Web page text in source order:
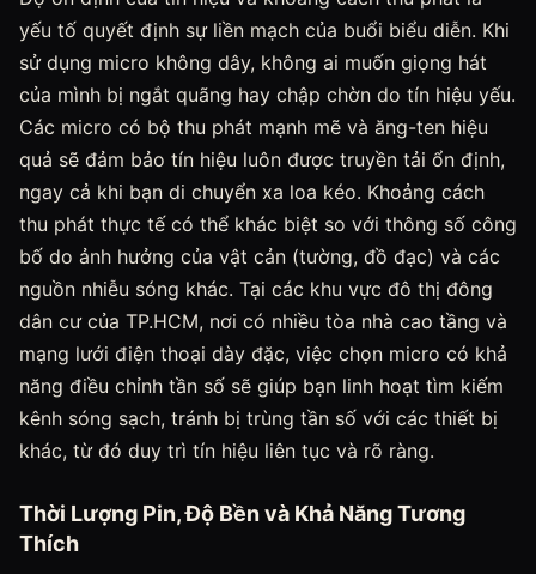
yếu tố quyết định sự liền mạch của buổi biểu diễn. Khi
sử dụng micro không dây, không ai muốn giọng hát
của mình bị ngắt quãng hay chập chờn do tín hiệu yếu.
Các micro có bộ thu phát mạnh mẽ và ăng-ten hiệu
quả sẽ đảm bảo tín hiệu luôn được truyền tải ổn định,
ngay cả khi bạn di chuyển xa loa kéo. Khoảng cách
thu phát thực tế có thể khác biệt so với thông số công
bố do ảnh hưởng của vật cản (tường, đồ đạc) và các
nguồn nhiễu sóng khác. Tại các khu vực đô thị đông
dân cư của TP.HCM, nơi có nhiều tòa nhà cao tầng và
mạng lưới điện thoại dày đặc, việc chọn micro có khả
năng điều chỉnh tần số sẽ giúp bạn linh hoạt tìm kiếm
kênh sóng sạch, tránh bị trùng tần số với các thiết bị
khác, từ đó duy trì tín hiệu liên tục và rõ ràng.
Thời Lượng Pin, Độ Bền và Khả Năng Tương
Thích